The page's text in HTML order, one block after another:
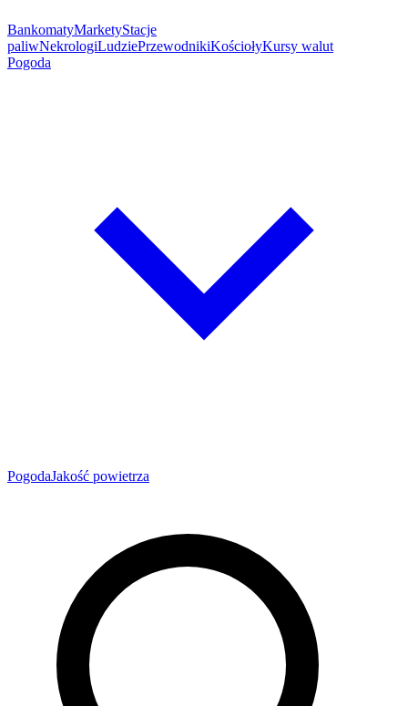
BankomatyMarketyStacje
paliwNekrologiLudziePrzewodnikiKościołyKursy walut
Pogoda
PogodaJakość powietrza